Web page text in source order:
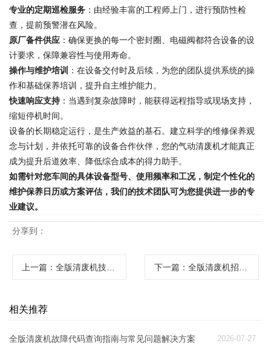
专业的定期巡检服务 ：由经验丰富的工程师上门，进行预防性检
查，提前预警潜在风险。
原厂备件供应 ：确保更换的每一个密封圈、电磁阀都符合设备的设
计要求，保障兼容性与使用寿命。
操作与维护培训
：在设备交付时及后续，为您的团队提供系统的操
作和基础保养培训，提升自主维护能力。
快速响应支持：当遇到复杂故障时，能获得远程指导或现场支持，
缩短停机时间。
设备的长期稳定运行，是生产效益的基石。建立科学的维修保养观
念与计划，并依托可靠的设备合作伙伴，您的气动清废机才能真正
成为提升后道效率、降低综合成本的得力助手。
如需针对您车间的具体设备型号、使用频率和工况，制定个性化的
维护保养日历或方案评估，我们的技术团队可为您提供进一步的专
业建议。
分享到：
上一篇 ：全版清废机技术交流会：如何交流才能获得有价值的信息？ 下一篇 ：全版清废机招标注意什么？企业采购必读的选型与询价指南
相关推荐
全版清废机故障代码查询指南与常见问题解决方案 2026-07-27